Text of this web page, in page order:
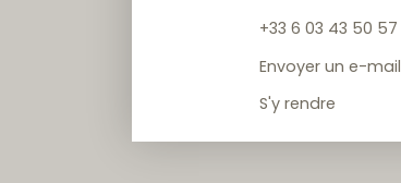
+33 6 03 43 50 57
Envoyer un e-mail
S'y rendre